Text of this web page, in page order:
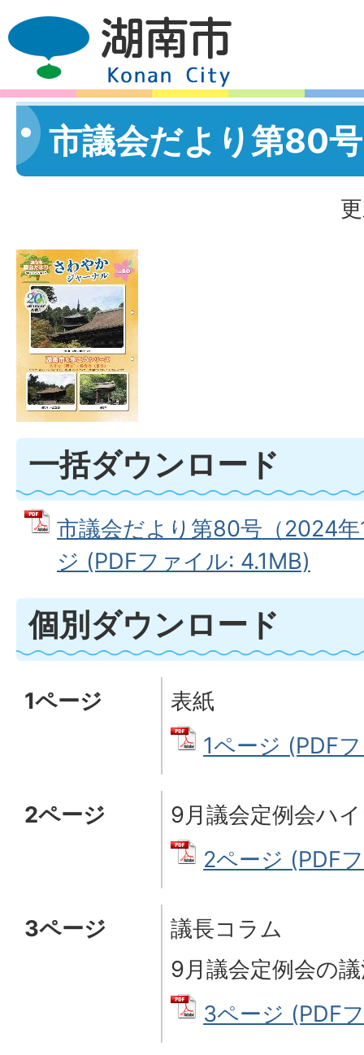
市議会だより第80号
一括ダウンロード
市議会だより第80号（2024
ジ (PDFファイル: 4.1MB)
個別ダウンロード
1ページ
表紙
1ページ (PDF
2ページ
9月議会定例会ハ
2ページ (PDF
3ページ
議長コラム
9月議会定例会の
3ページ (PDF